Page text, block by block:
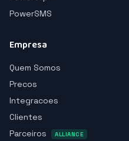
PowerSMS
Empresa
Quem Somos
Precos
Integracoes
Clientes
Parceiros
ALLIANCE